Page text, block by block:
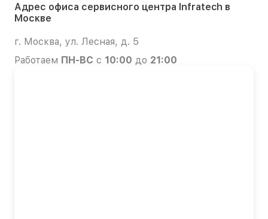
Адрес офиса сервисного центра Infratech в
Москве
г. Москва, ул. Лесная, д. 5
Работаем ПН-ВС с 10:00 до 21:00